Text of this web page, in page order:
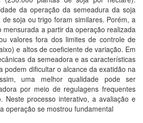
da operação da semeadura da soja
soja ou trigo foram similares. Porém, a
mensurada a partir da operação realizada
valores fora dos limites de controle de
e altos de coeficiente de variação. Em
da semeadora e as características
podem dificultar o alcance da exatidão na
uma melhor qualidade pode ser
por meio de regulagens frequentes
Neste processo interativo, a avaliação e
operação se mostrou fundamental